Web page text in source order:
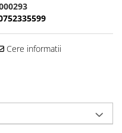
Cere informatii